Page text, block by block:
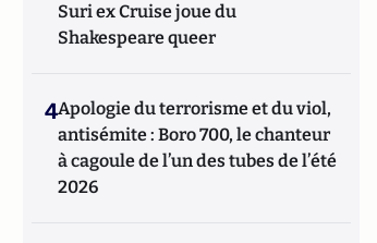
Suri ex Cruise joue du
Shakespeare queer
4Apologie du terrorisme et du viol,
antisémite : Boro 700, le chanteur
à cagoule de l’un des tubes de l’été
2026